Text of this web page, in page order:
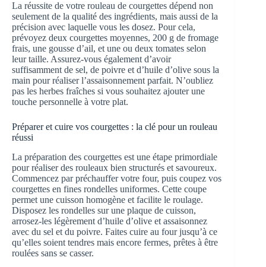
La réussite de votre rouleau de courgettes dépend non
seulement de la qualité des ingrédients, mais aussi de la
précision avec laquelle vous les dosez. Pour cela,
prévoyez deux courgettes moyennes, 200 g de fromage
frais, une gousse d’ail, et une ou deux tomates selon
leur taille. Assurez-vous également d’avoir
suffisamment de sel, de poivre et d’huile d’olive sous la
main pour réaliser l’assaisonnement parfait. N’oubliez
pas les herbes fraîches si vous souhaitez ajouter une
touche personnelle à votre plat.
Préparer et cuire vos courgettes : la clé pour un rouleau
réussi
La préparation des courgettes est une étape primordiale
pour réaliser des rouleaux bien structurés et savoureux.
Commencez par préchauffer votre four, puis coupez vos
courgettes en fines rondelles uniformes. Cette coupe
permet une cuisson homogène et facilite le roulage.
Disposez les rondelles sur une plaque de cuisson,
arrosez-les légèrement d’huile d’olive et assaisonnez
avec du sel et du poivre. Faites cuire au four jusqu’à ce
qu’elles soient tendres mais encore fermes, prêtes à être
roulées sans se casser.